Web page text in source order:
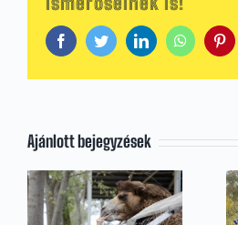
FacebookTwitterLinkedIn
Ajánlott bejegyzések